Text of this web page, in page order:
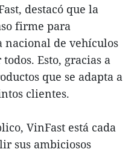
destacó que la
firme para
nacional de vehículos
Esto, gracias a
que se adapta a
clientes.
VinFast está cada
sus ambiciosos